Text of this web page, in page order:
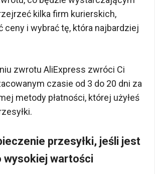
kilka firm kurierskich,
ceny i wybrać tę, która najbardziej
zwrotu AliExpress zwróci Ci
czasie od 3 do 20 dni za
metody płatności, której użyłeś
przesyłki, jeśli jest
wysokiej wartości